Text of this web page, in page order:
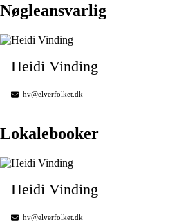
Nøgleansvarlig
Heidi Vinding
hv@elverfolket.dk
Lokalebooker
Heidi Vinding
hv@elverfolket.dk